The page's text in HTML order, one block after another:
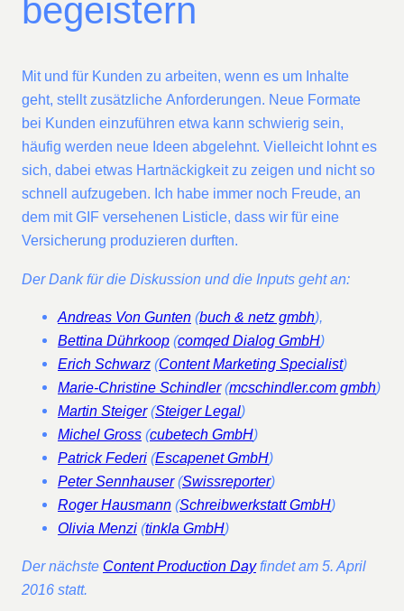
begeistern
Mit und für Kunden zu arbeiten, wenn es um Inhalte
geht, stellt zusätzliche Anforderungen. Neue Formate
bei Kunden einzuführen etwa kann schwierig sein,
häufig werden neue Ideen abgelehnt. Vielleicht lohnt es
sich, dabei etwas Hartnäckigkeit zu zeigen und nicht so
schnell aufzugeben. Ich habe immer noch Freude, an
dem mit GIF versehenen Listicle, dass wir für eine
Versicherung produzieren durften.
Der Dank für die Diskussion und die Inputs geht an:
Andreas Von Gunten (buch & netz gmbh),
Bettina Dührkoop (comqed Dialog GmbH)
Erich Schwarz (Content Marketing Specialist)
Marie-Christine Schindler(mcschindler.com gmbh)
Martin Steiger(Steiger Legal)
Michel Gross (cubetech GmbH)
Patrick Federi (Escapenet GmbH)
Peter Sennhauser(Swissreporter)
Roger Hausmann (Schreibwerkstatt GmbH)
Olivia Menzi (tinkla GmbH)
Der nächste Content Production Dayfindet am 5. April
2016 statt.